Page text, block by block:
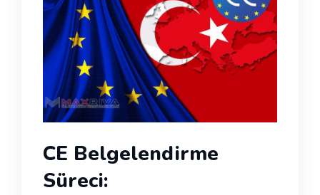
CE Belgelendirme
Süreci: